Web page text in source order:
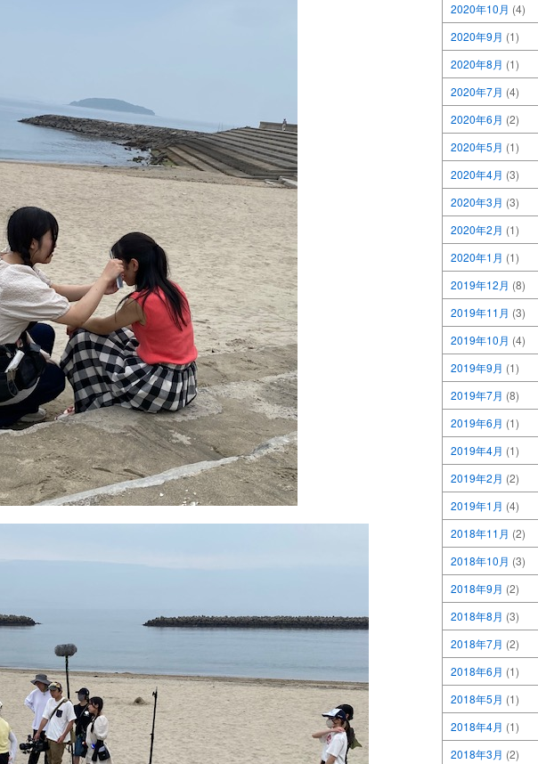
2020年10月 (4)
2020年9月 (1)
2020年8月 (1)
2020年7月 (4)
2020年6月 (2)
2020年5月 (1)
2020年4月 (3)
2020年3月 (3)
2020年2月 (1)
2020年1月 (1)
2019年12月 (8)
2019年11月 (3)
2019年10月 (4)
2019年9月 (1)
2019年7月 (8)
2019年6月 (1)
2019年4月 (1)
2019年2月 (2)
2019年1月 (4)
2018年11月 (2)
2018年10月 (3)
2018年9月 (2)
2018年8月 (3)
2018年7月 (2)
2018年6月 (1)
2018年5月 (1)
2018年4月 (1)
2018年3月 (2)